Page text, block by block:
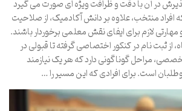
پذیرش در آن با دقت و ظرافت ویژه ای صورت می گیرد
منتخب، علاوه بر دانش آکادمیک، از صلاحیت
لازم برای ایفای نقش معلمی برخوردار باشند.
از ثبت نام در کنکور اختصاصی گرفته تا قبولی در
مراحل گوناگونی دارد که هر یک نیازمند
است. برای افرادی که این مسیر را …